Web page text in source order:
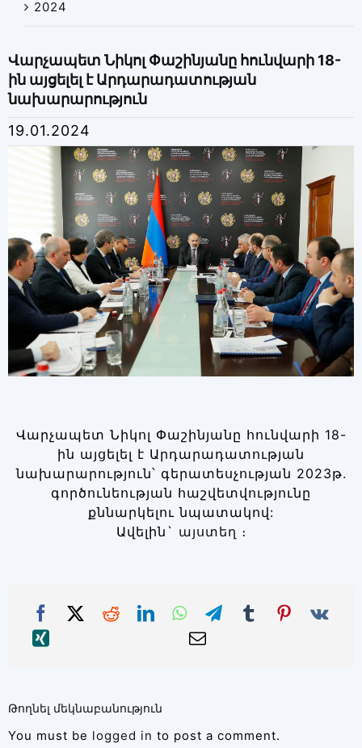
2024
Վարչապետ Նիկոլ Փաշինյանը հունվարի 18-
ին այցելել է Արդարադատության
նախարարություն
19.01.2024
Վարչապետ Նիկոլ Փաշինյանը հունվարի 18-
ին այցելել է Արդարադատության
նախարարություն՝ գերատեսչության 2023թ.
գործունեության հաշվետվությունը
քննարկելու նպատակով:
Ավելին` այստեղ ։
Թողնել մեկնաբանություն
You must be logged in to post a comment.